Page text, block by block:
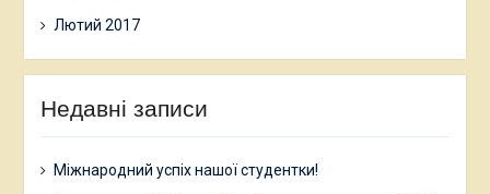
Лютий 2017
Недавні записи
Міжнародний успіх нашої студентки!